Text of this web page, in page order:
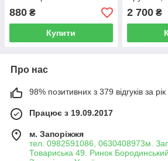
ключем ROCKFORCE RF-
10152A
880 ₴
Купити
180°
2 700₴
Про нас
98% позитивних з 379 відгуків за рік
Працює з 19.09.2017
м. Запоріжжя
тел. 0982591086, 0630408973м.
Товариська 49. Ринок